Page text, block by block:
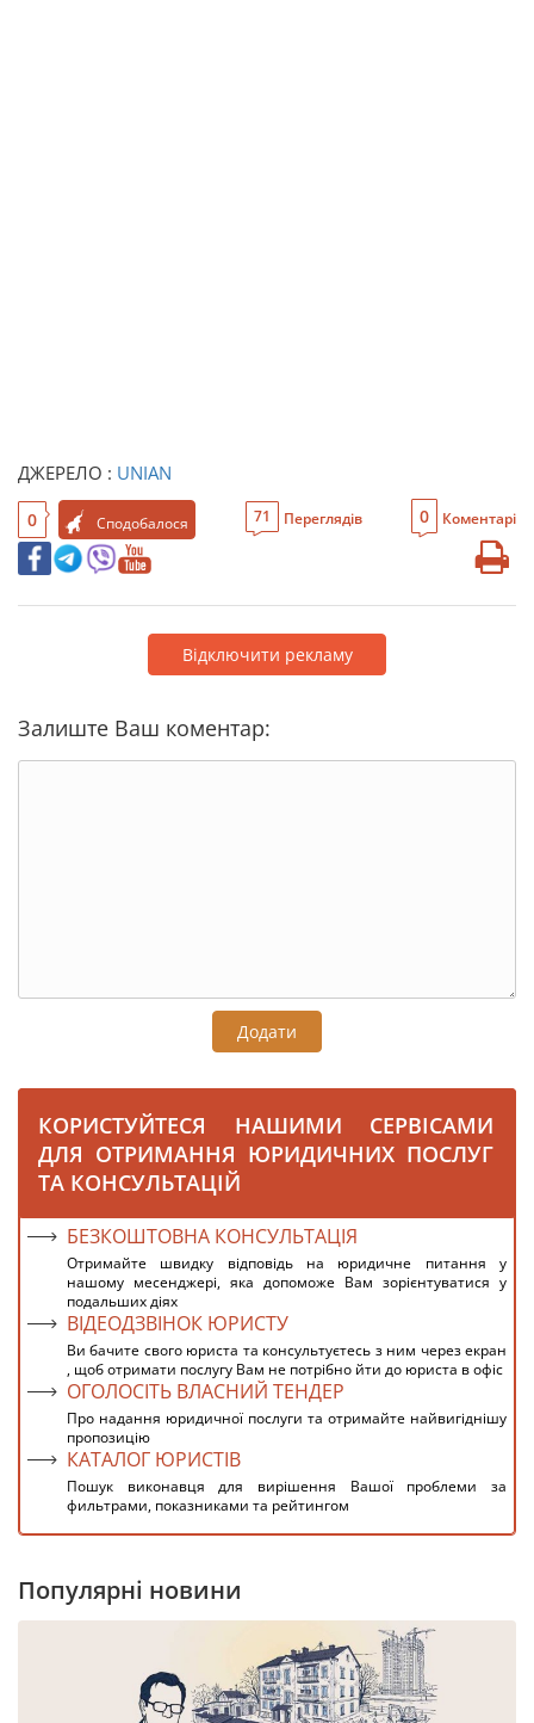
ДЖЕРЕЛО : UNIAN
0 Сподобалося 71 Переглядів 0 Коментарі
Відключити рекламу
Залиште Ваш коментар:
Додати
КОРИСТУЙТЕСЯ НАШИМИ СЕРВІСАМИ
ДЛЯ ОТРИМАННЯ ЮРИДИЧНИХ ПОСЛУГ
ТА КОНСУЛЬТАЦІЙ
БЕЗКОШТОВНА КОНСУЛЬТАЦІЯ
Отримайте швидку відповідь на юридичне питання у
нашому месенджері, яка допоможе Вам зорієнтуватися у
подальших діях
ВІДЕОДЗВІНОК ЮРИСТУ
Ви бачите свого юриста та консультуєтесь з ним через екран
, щоб отримати послугу Вам не потрібно йти до юриста в офіс
ОГОЛОСІТЬ ВЛАСНИЙ ТЕНДЕР
Про надання юридичної послуги та отримайте найвигіднішу
пропозицію
КАТАЛОГ ЮРИСТІВ
Пошук виконавця для вирішення Вашої проблеми за
фильтрами, показниками та рейтингом
Популярні новини